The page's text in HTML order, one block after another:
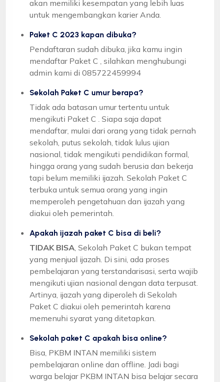
akan memiliki kesempatan yang lebih luas
untuk mengembangkan karier Anda.
Paket C 2023 kapan dibuka?
Pendaftaran sudah dibuka, jika kamu ingin
mendaftar Paket C , silahkan menghubungi
admin kami di 085722459994
Sekolah Paket C umur berapa?
Tidak ada batasan umur tertentu untuk
mengikuti Paket C . Siapa saja dapat
mendaftar, mulai dari orang yang tidak pernah
sekolah, putus sekolah, tidak lulus ujian
nasional, tidak mengikuti pendidikan formal,
hingga orang yang sudah berusia dan bekerja
tapi belum memiliki ijazah. Sekolah Paket C
terbuka untuk semua orang yang ingin
memperoleh pengetahuan dan ijazah yang
diakui oleh pemerintah.
Apakah ijazah paket C bisa di beli?
TIDAK BISA , Sekolah Paket C bukan tempat
yang menjual ijazah. Di sini, ada proses
pembelajaran yang terstandarisasi, serta wajib
mengikuti ujian nasional dengan data terpusat.
Artinya, ijazah yang diperoleh di Sekolah
Paket C diakui oleh pemerintah karena
memenuhi syarat yang ditetapkan.
Sekolah paket C apakah bisa online?
Bisa, PKBM INTAN memiliki sistem
pembelajaran online dan offline. Jadi bagi
warga belajar PKBM INTAN bisa belajar secara